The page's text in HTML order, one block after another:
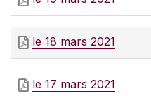
le 18 mars 2021
le 17 mars 2021